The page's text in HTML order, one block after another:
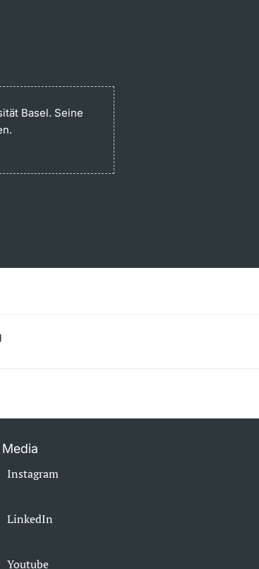
Basel. Seine
Instagram
LinkedIn
Youtube